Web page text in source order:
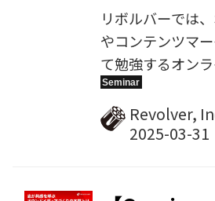
一丸となって業
ます。今後とも、
リボルバーでは
やコンテンツマ
て勉強するオン
月定期開催してい
27日に開催した
ッションニュース
Revolver,